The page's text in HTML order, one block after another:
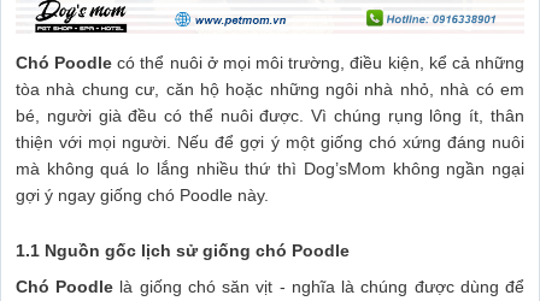
Chó Poodlecó thể nuôi ở mọi môi trường, điều kiện, kể cả những
tòa nhà chung cư, căn hộ hoặc những ngôi nhà nhỏ, nhà có em
bé, người già đều có thể nuôi được. Vì chúng rụng lông ít, thân
thiện với mọi người. Nếu để gợi ý một giống chó xứng đáng nuôi
mà không quá lo lắng nhiều thứ thì Dog’sMom không ngần ngại
gợi ý ngay giống chó Poodle này.
1.1 Nguồn gốc lịch sử giống chó Poodle
Chó Poodle là giống chó săn vịt - nghĩa là chúng được dùng để